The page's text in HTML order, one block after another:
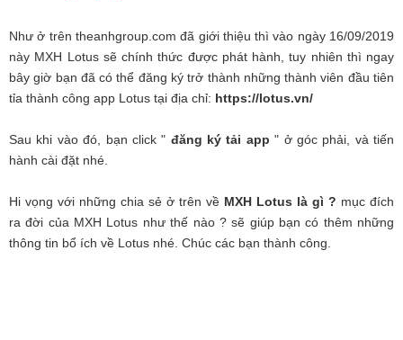
Như ở trên theanhgroup.com đã giới thiệu thì vào ngày 16/09/2019
này MXH Lotus sẽ chính thức được phát hành, tuy nhiên thì ngay
bây giờ bạn đã có thể đăng ký trở thành những thành viên đầu tiên
tỉa thành công app Lotus tại địa chỉ: https://lotus.vn/
Sau khi vào đó, bạn click " đăng ký tải app " ở góc phải, và tiến
hành cài đặt nhé.
Hi vọng với những chia sẻ ở trên về MXH Lotus là gì ? mục đích
ra đời của MXH Lotus như thế nào ? sẽ giúp bạn có thêm những
thông tin bổ ích về Lotus nhé. Chúc các bạn thành công.